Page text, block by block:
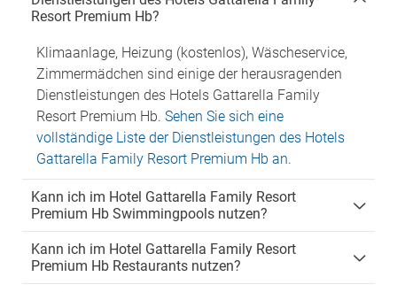
Resort Premium Hb?
Klimaanlage, Heizung (kostenlos), Wäscheservice,
Zimmermädchen sind einige der herausragenden
Dienstleistungen des Hotels Gattarella Family
Resort Premium Hb. Sehen Sie sich eine
vollständige Liste der Dienstleistungen des Hotels
Gattarella Family Resort Premium Hb an.
Kann ich im Hotel Gattarella Family Resort
Premium Hb Swimmingpools nutzen?
Kann ich im Hotel Gattarella Family Resort
Premium Hb Restaurants nutzen?